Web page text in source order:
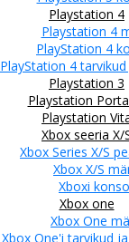
Playstation 4
Playstation 4
PlayStation 4
PlayStation 4
Playstation 3
Playstation
Playstation
Xbox seeria X/
Xbox Series X/S
Xbox X/S
Xboxi
Xbox one
Xbox One
Xbox One'i tarvikud